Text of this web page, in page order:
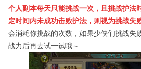
个人副本每天只能挑战一次，且挑战护法
定时间内未成功击败护法，则视为挑战失
会消耗你挑战的次数，如果少侠们挑战失
战力后再去试一试哦～